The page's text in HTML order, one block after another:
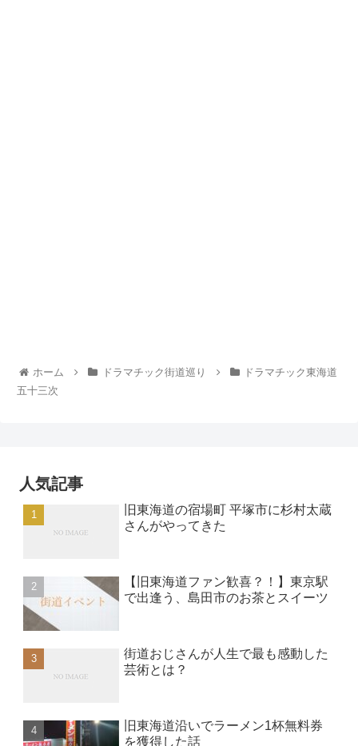
ホーム ドラマチック街道巡り
ドラマチック東海道
五十三次
人気記事
旧東海道の宿場町 平塚市に杉村太蔵
さんがやってきた
【旧東海道ファン歓喜？！】東京駅
で出逢う、島田市のお茶とスイーツ
街道おじさんが人生で最も感動した
芸術とは？
旧東海道沿いでラーメン1杯無料券
を獲得した話